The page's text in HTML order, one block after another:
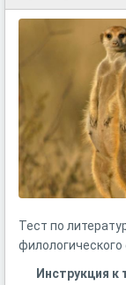
Тест по
филологического
Инструкция к